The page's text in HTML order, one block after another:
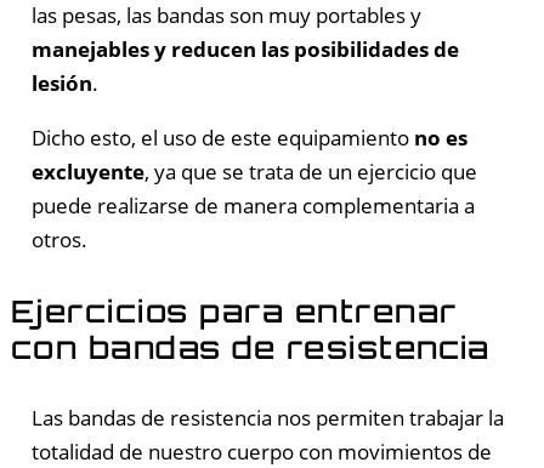
las pesas, las bandas son muy portables y
manejables y reducen las posibilidades de
lesión.
Dicho esto, el uso de este equipamiento no es
excluyente, ya que se trata de un ejercicio que
puede realizarse de manera complementaria a
otros.
Ejercicios para entrenar
con bandas de resistencia
Las bandas de resistencia nos permiten trabajar la
totalidad de nuestro cuerpo con movimientos de